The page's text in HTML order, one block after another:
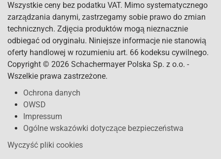
Wszystkie ceny bez podatku VAT. Mimo systematycznego
zarządzania danymi, zastrzegamy sobie prawo do zmian
technicznych. Zdjęcia produktów mogą nieznacznie
odbiegać od oryginału. Niniejsze informacje nie stanowią
oferty handlowej w rozumieniu art. 66 kodeksu cywilnego.
Copyright © 2026 Schachermayer Polska Sp. z o.o. -
Wszelkie prawa zastrzeżone.
Ochrona danych
OWSD
Impressum
Ogólne wskazówki dotyczące bezpieczeństwa
Wyczyść pliki cookies